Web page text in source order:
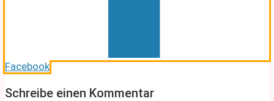
Facebook
Schreibe einen Kommentar